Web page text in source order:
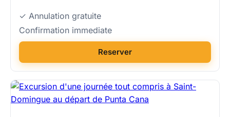
✓ Annulation gratuite
Confirmation immediate
Reserver